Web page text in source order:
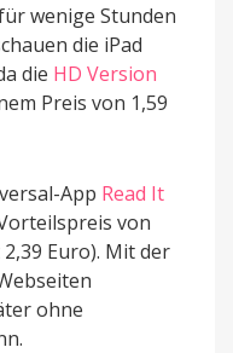
wenige Stunden
die iPad
die HD Version
Preis von 1,59
App Read It
von
Euro). Mit der
ohne